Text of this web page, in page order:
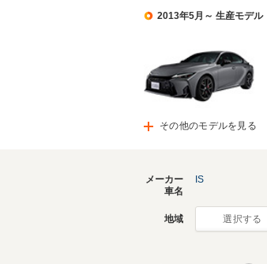
2013年5月～ 生産モデル
その他のモデルを見る
メーカー
車名
IS
地域 選択する